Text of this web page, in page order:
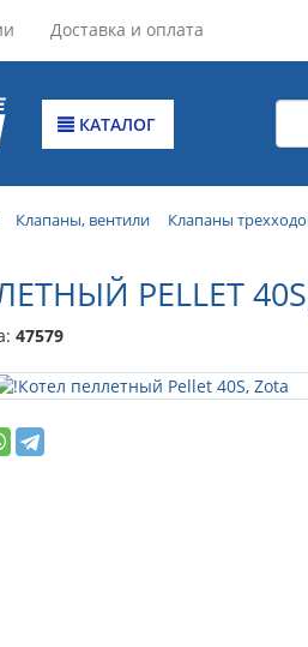
Доставка и оплата
КАТАЛОГ
Клапаны, вентили Клапаны
PELLET
47579